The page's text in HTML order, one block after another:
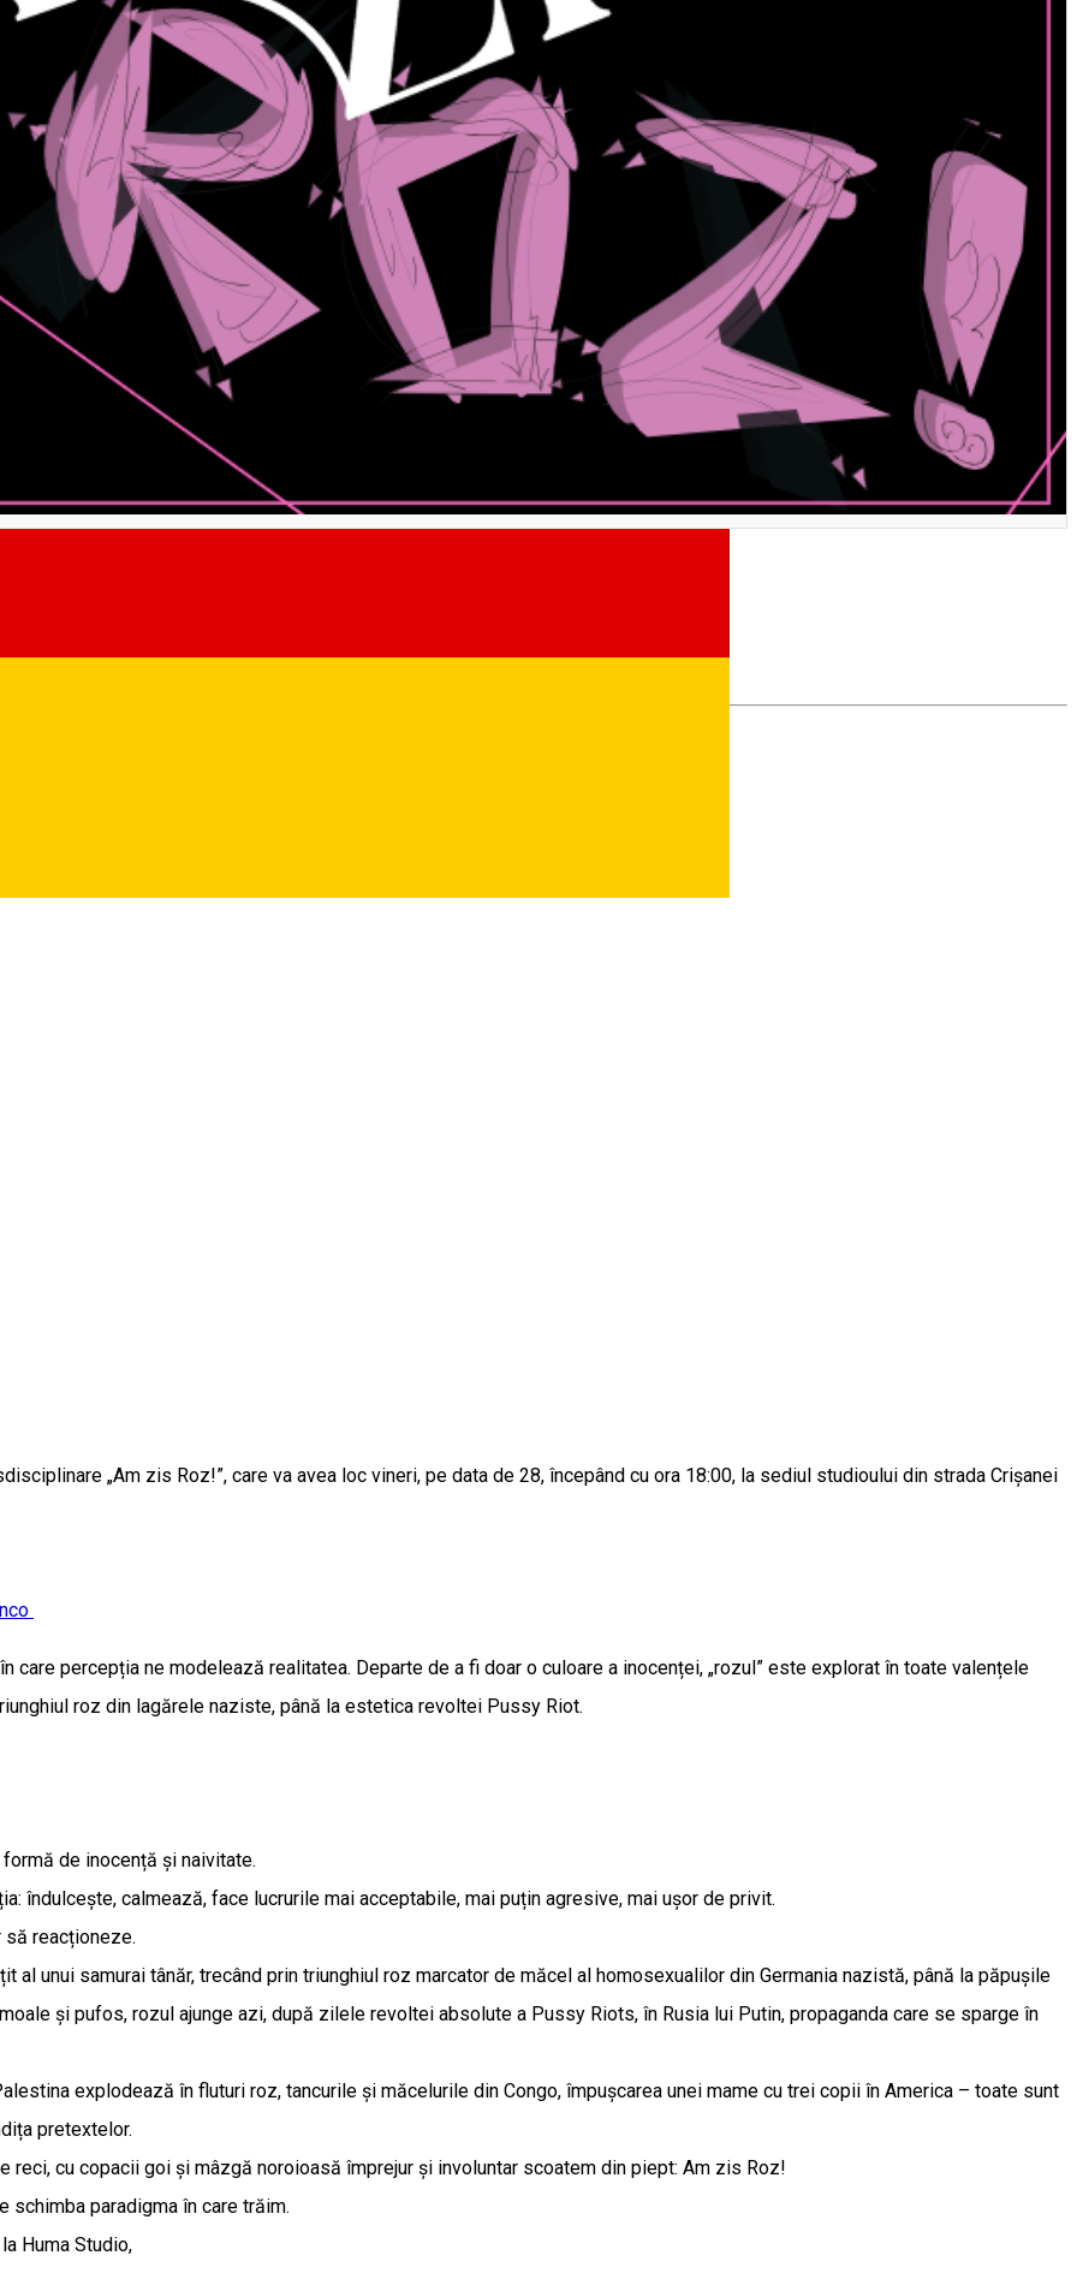
„Am zis Roz!”, care va avea loc vineri, pe data de 28, începând cu ora 18:00, la sediul studioului din strada Crișanei
percepția ne modelează realitatea. Departe de a fi doar o culoare a inocenței, „rozul” este explorat în toate valențele
roz din lagărele naziste, până la estetica revoltei Pussy Riot.
de inocență și naivitate.
îndulcește, calmează, face lucrurile mai acceptabile, mai puțin agresive, mai ușor de privit.
să reacționeze.
unui samurai tânăr, trecând prin triunghiul roz marcator de măcel al homosexualilor din Germania nazistă, până la păpușile
și pufos, rozul ajunge azi, după zilele revoltei absolute a Pussy Riots, în Rusia lui Putin, propaganda care se sparge în
explodează în fluturi roz, tancurile și măcelurile din Congo, împușcarea unei mame cu trei copii în America – toate sunt
pretextelor.
cu copacii goi și mâzgă noroioasă împrejur și involuntar scoatem din piept: Am zis Roz!
schimba paradigma în care trăim.
Huma Studio,